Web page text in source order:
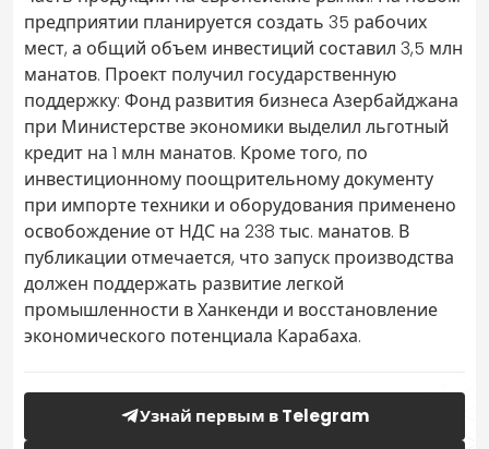
предприятии планируется создать 35 рабочих
мест, а общий объем инвестиций составил 3,5 млн
манатов. Проект получил государственную
поддержку: Фонд развития бизнеса Азербайджана
при Министерстве экономики выделил льготный
кредит на 1 млн манатов. Кроме того, по
инвестиционному поощрительному документу
при импорте техники и оборудования применено
освобождение от НДС на 238 тыс. манатов. В
публикации отмечается, что запуск производства
должен поддержать развитие легкой
промышленности в Ханкенди и восстановление
экономического потенциала Карабаха.
Узнай первым в Telegram